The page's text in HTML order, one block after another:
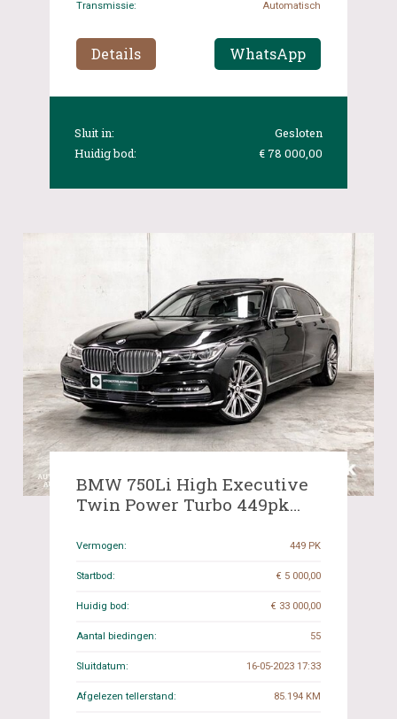
Transmissie: Automatisch
Details WhatsApp
Sluit in:
Gesloten
Huidig bod:
€ 78 000,00
BMW 750Li High Executive
Twin Power Turbo 449pk
Vermogen: 449 PK
Startbod: € 5 000,00
Huidig bod: € 33 000,00
Aantal biedingen: 55
Sluitdatum: 16-05-2023 17:33
Afgelezen tellerstand: 85.194 KM